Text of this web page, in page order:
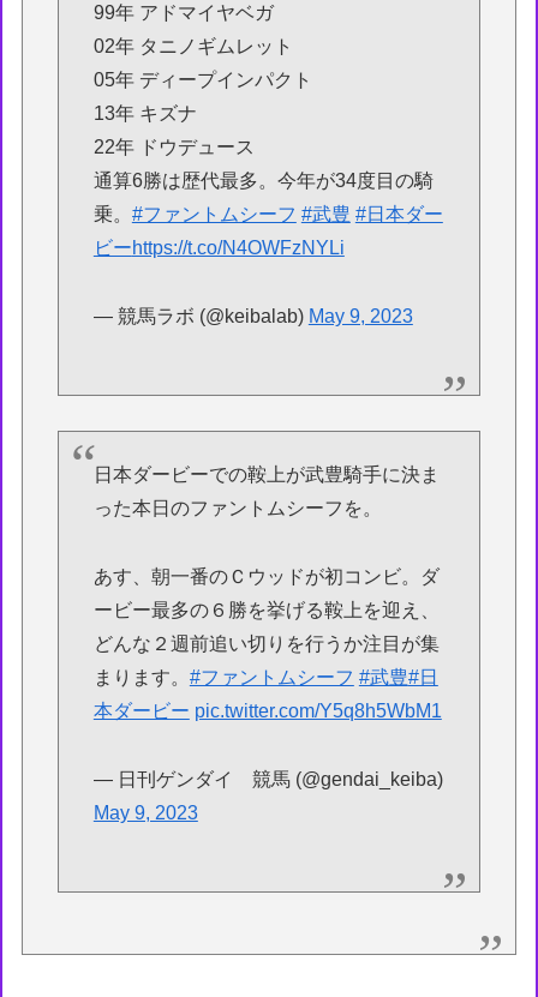
99年 アドマイヤベガ
02年 タニノギムレット
05年 ディープインパクト
13年 キズナ
22年 ドウデュース
通算6勝は歴代最多。今年が34度目の騎
乗。 #ファントムシーフ #武豊 #日本ダー
ビーhttps://t.co/N4OWFzNYLi
— 競馬ラボ (@keibalab) May 9, 2023
日本ダービーでの鞍上が武豊騎手に決ま
った本日のファントムシーフを。
あす、朝一番のＣウッドが初コンビ。ダ
ービー最多の６勝を挙げる鞍上を迎え、
どんな２週前追い切りを行うか注目が集
まります。 #ファントムシーフ #武豊#日
本ダービー pic.twitter.com/Y5q8h5WbM1
— 日刊ゲンダイ 競馬 (@gendai_keiba)
May 9, 2023